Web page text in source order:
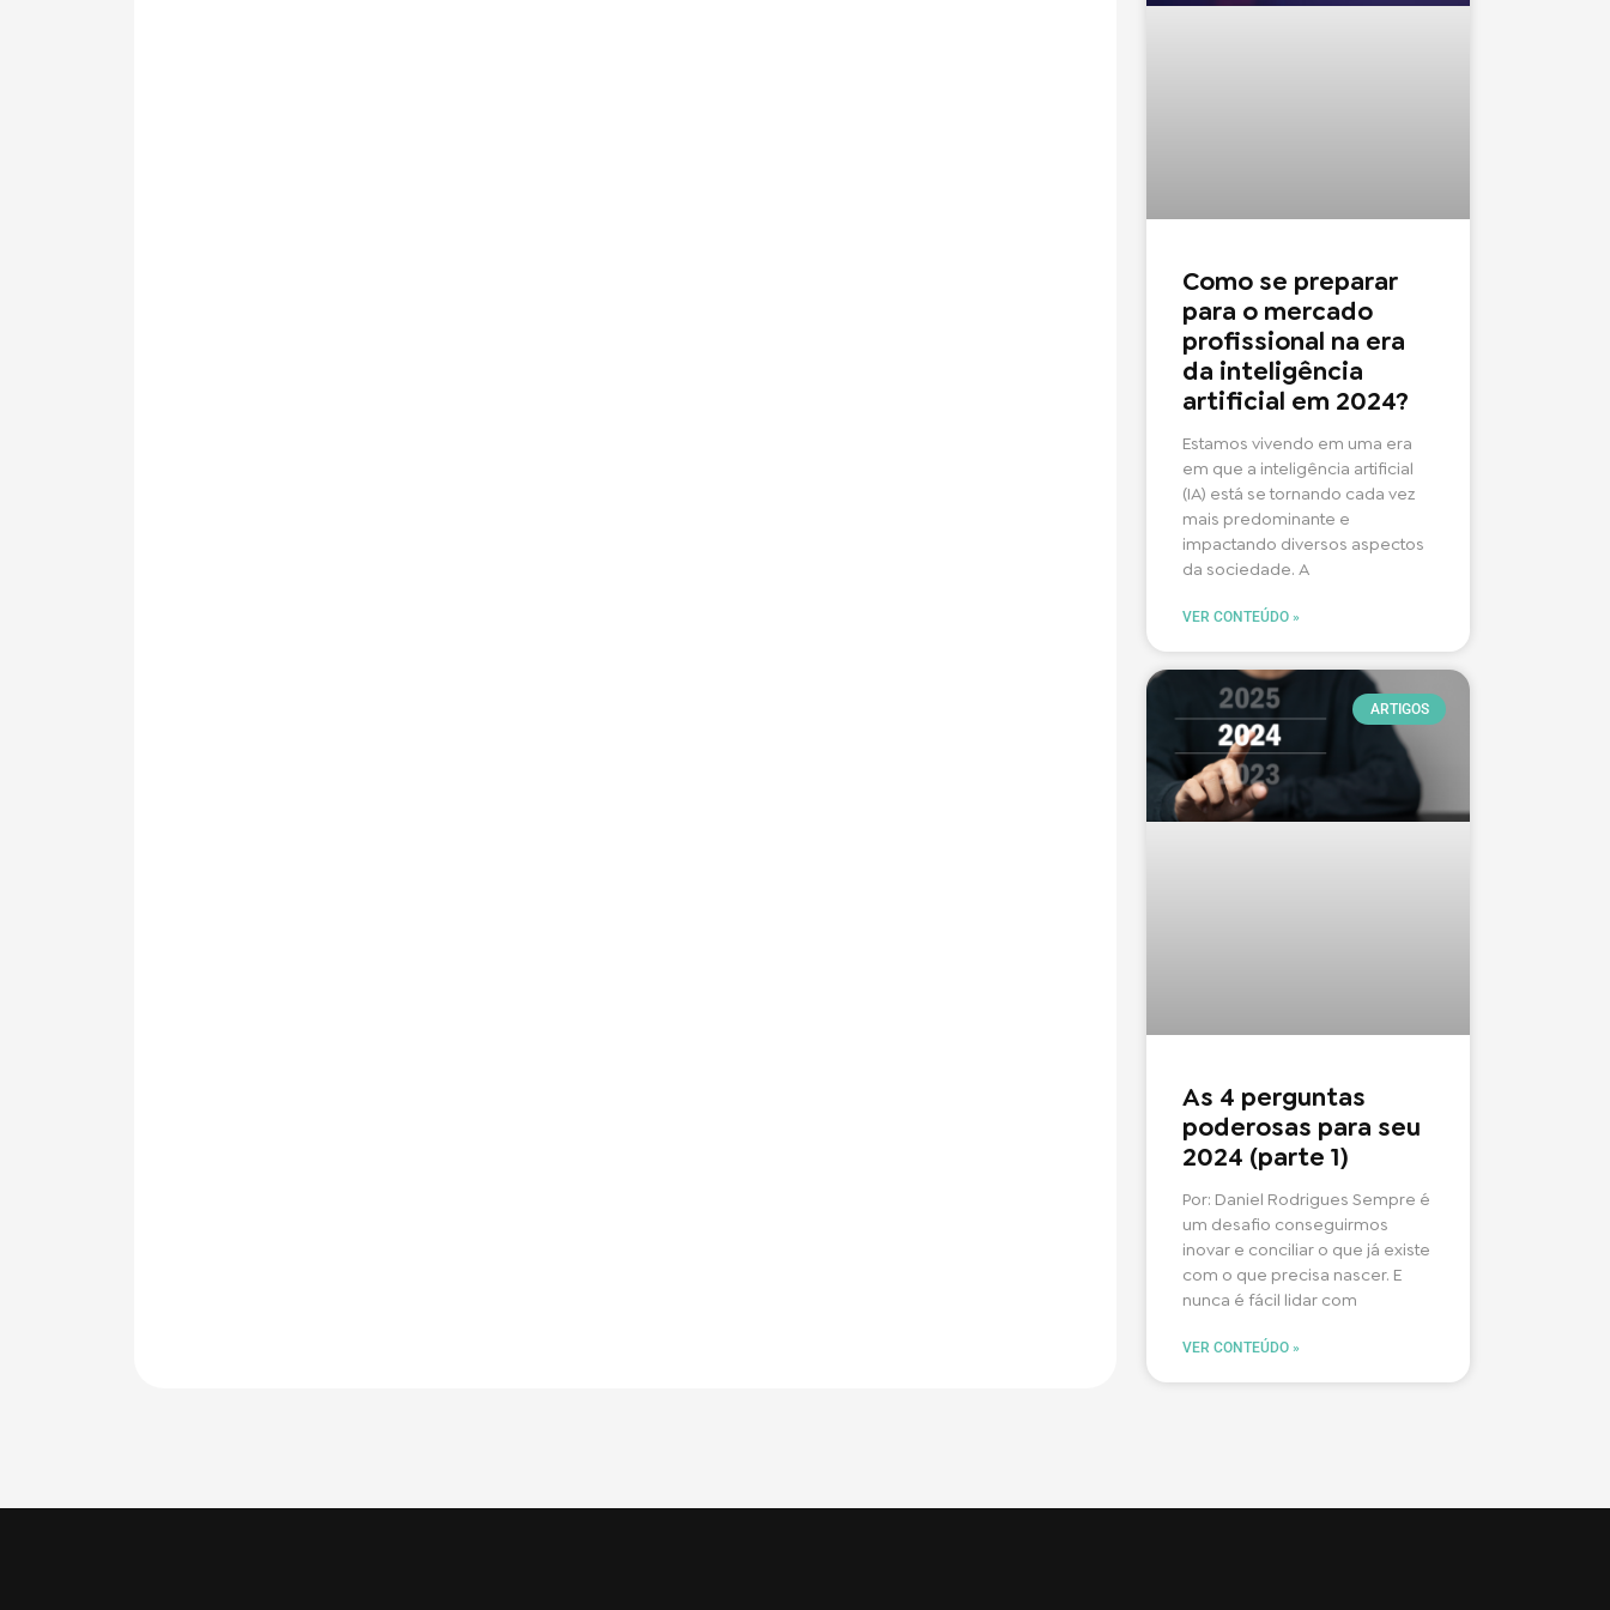
Como se preparar
para o mercado
profissional na era
da inteligência
artificial em 2024?
Estamos vivendo em uma era
em que a inteligência artificial
(IA) está se tornando cada vez
mais predominante e
impactando diversos aspectos
da sociedade. A
VER CONTEÚDO »
ARTIGOS
As 4 perguntas
poderosas para seu
2024 (parte 1)
Por: Daniel Rodrigues Sempre é
um desafio conseguirmos
inovar e conciliar o que já existe
com o que precisa nascer. E
nunca é fácil lidar com
VER CONTEÚDO »